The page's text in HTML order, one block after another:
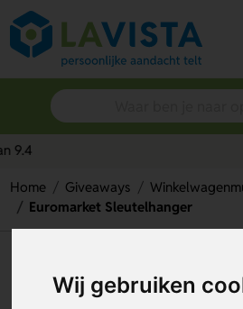
Wij gebruiken
Snelle
Home Giveaways
Euromarket Sleutelhanger
Euromarket
Artikelnummer: